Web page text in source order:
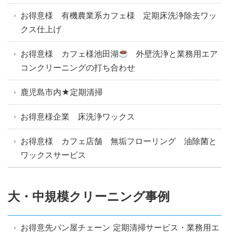
お得意様 有機農業系カフェ様 定期床洗浄除去ワッ
クス仕上げ
お得意様 カフェ様池田湖
外壁洗浄と業務用エア
コンクリーニングの打ち合わせ
鹿児島市内★定期清掃
お得意様企業 床洗浄ワックス
お得意様 カフェ店舗 無垢フローリング 油除菌と
ワックスサービス
大・中規模クリーニング事例
お得意先パン屋チェーン 定期清掃サービス・業務用エ